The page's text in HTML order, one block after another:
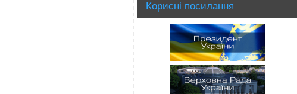
Корисні посилання